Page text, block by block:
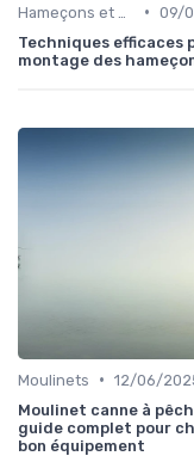
• 09/
Techniques efficaces
montage des
Moulinets • 12/06/
Moulinet canne à
guide complet pour
bon équipement